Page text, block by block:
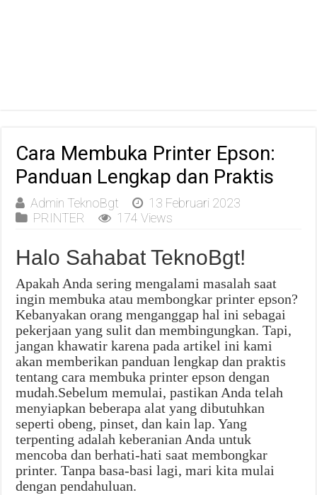
Cara Membuka Printer Epson:
Panduan Lengkap dan Praktis
Admin TeknoBgt
13 Februari 2023
PRINTER
174 Views
Halo Sahabat TeknoBgt!
Apakah Anda sering mengalami masalah saat
ingin membuka atau membongkar printer epson?
Kebanyakan orang menganggap hal ini sebagai
pekerjaan yang sulit dan membingungkan. Tapi,
jangan khawatir karena pada artikel ini kami
akan memberikan panduan lengkap dan praktis
tentang cara membuka printer epson dengan
mudah.Sebelum memulai, pastikan Anda telah
menyiapkan beberapa alat yang dibutuhkan
seperti obeng, pinset, dan kain lap. Yang
terpenting adalah keberanian Anda untuk
mencoba dan berhati-hati saat membongkar
printer. Tanpa basa-basi lagi, mari kita mulai
dengan pendahuluan.